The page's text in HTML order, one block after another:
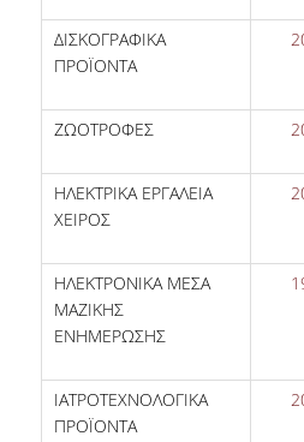
ΔΙΣΚΟΓΡΑΦΙΚΑ
ΠΡΟΪΟΝΤΑ
ΖΩΟΤΡΟΦΕΣ
ΗΛΕΚΤΡΙΚΑ ΕΡΓΑΛΕΙΑ
ΧΕΙΡΟΣ
ΗΛΕΚΤΡΟΝΙΚΑ ΜΕΣΑ
ΜΑΖΙΚΗΣ
ΕΝΗΜΕΡΩΣΗΣ
ΙΑΤΡΟΤΕΧΝΟΛΟΓΙΚΑ
ΠΡΟΪΟΝΤΑ